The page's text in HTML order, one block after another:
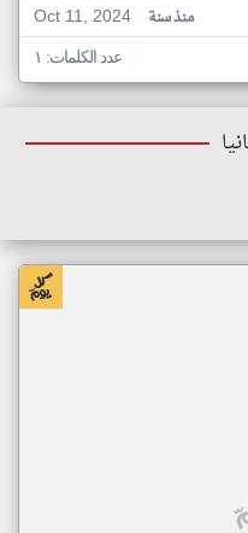
Oct 11, 2024
منذ سنة
عدد الكلمات: ١